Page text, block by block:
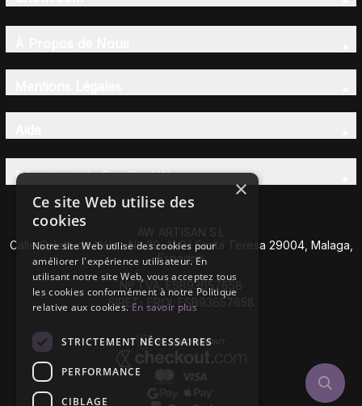
Découvrez la Famille AW
AW ARTISAN S.L
Calle Caleta de Vélez Nº 39-41 P.I Santa Teresa 29004, Malaga,
Espagne
Nº TVA: ESB93657658
SIRET- EROI: ESB93657658
×
Ce site Web utilise des
cookies
Notre site Web utilise des cookies pour
améliorer l'expérience utilisateur. En
utilisant notre site Web, vous acceptez tous
les cookies conformément à notre Politique
relative aux cookies.En savoir plus
STRICTEMENT NÉCESSAIRES
PERFORMANCE
CIBLAGE